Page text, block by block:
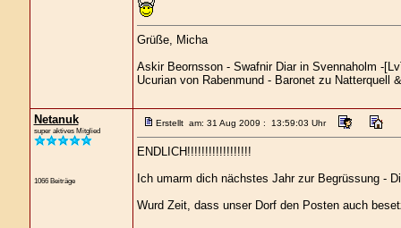
Grüße, Micha
Askir Beornsson - Swafnir Diar in Svennaholm -
Ucurian von Rabenmund - Baronet zu Natterquell
Netanuk
super aktives Mitglied
1066 Beiträge
Erstellt am: 31 Aug 2009 : 13:59:03 Uhr
ENDLICH!!!!!!!!!!!!!!!!!!
Ich umarm dich nächstes Jahr zur Begrüssung -
Wurd Zeit, dass unser Dorf den Posten auch